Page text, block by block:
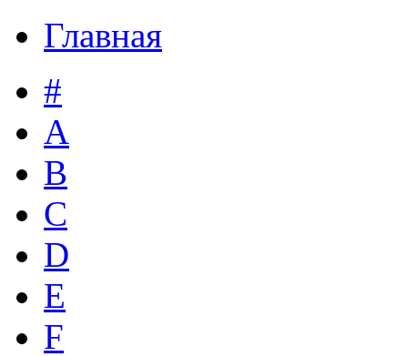
Главная
#
A
B
C
D
E
F